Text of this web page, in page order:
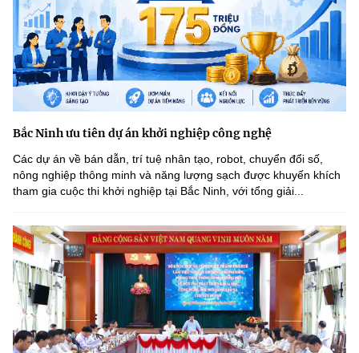
Bắc Ninh ưu tiên dự án khởi nghiệp công nghệ
Các dự án về bán dẫn, trí tuệ nhân tạo, robot, chuyển đổi số,
nông nghiệp thông minh và năng lượng sạch được khuyến khích
tham gia cuộc thi khởi nghiệp tại Bắc Ninh, với tổng giải...